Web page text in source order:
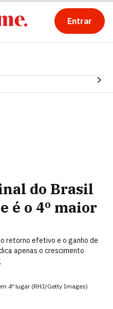
Entrar
do Brasil
é o 4º maior
retorno efetivo e o ganho de
apenas o crescimento
4º lugar (RHJ/Getty Images)